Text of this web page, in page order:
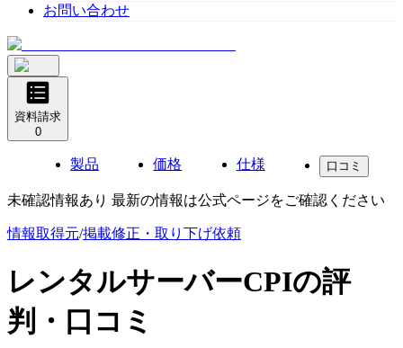
お問い合わせ
資料請求
0
製品 価格 仕様 口コミ
未確認情報あり 最新の情報は公式ページをご確認ください
情報取得元/掲載修正・取り下げ依頼
レンタルサーバーCPIの評
判・口コミ